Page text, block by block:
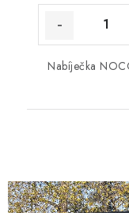
Nabíječka